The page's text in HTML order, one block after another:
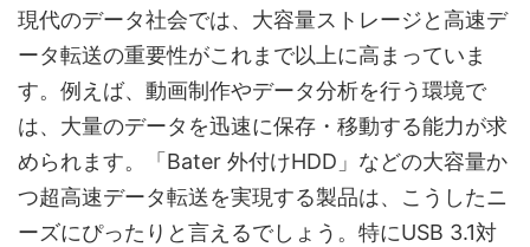
現代のデータ社会では、大容量ストレージと高速デ
ータ転送の重要性がこれまで以上に高まっていま
す。例えば、動画制作やデータ分析を行う環境で
は、大量のデータを迅速に保存・移動する能力が求
められます。「Bater 外付けHDD」などの大容量か
つ超高速データ転送を実現する製品は、こうしたニ
ーズにぴったりと言えるでしょう。特にUSB 3.1対